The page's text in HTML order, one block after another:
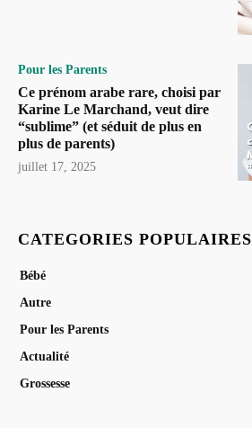
Pour les Parents
Ce prénom arabe rare, choisi par
Karine Le Marchand, veut dire
“sublime” (et séduit de plus en
plus de parents)
juillet 17, 2025
CATEGORIES POPULAIRES
Bébé
Autre
Pour les Parents
Actualité
Grossesse